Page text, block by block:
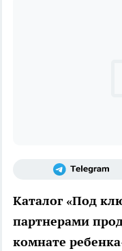
Каталог «Под
партнерами
комнате